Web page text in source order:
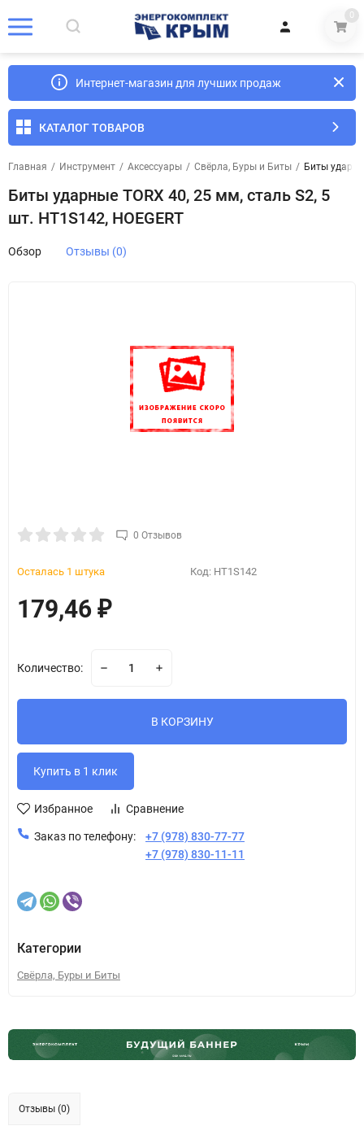
0
Интернет-магазин для лучших продаж
КАТАЛОГ ТОВАРОВ
Главная / Инструмент / Аксессуары / Свёрла, Буры и Биты / Биты
Биты ударные TORX 40, 25 мм, сталь S2, 5
шт. HT1S142, HOEGERT
Обзор Отзывы (0)
0 Отзывов
Код: HT1S142
Осталась 1 штука
179,46 ₽
Количество:
В КОРЗИНУ
Избранное Сравнение
Заказ по телефону:
+7 (978) 830-77-77
+7 (978) 830-11-11
Категории
Свёрла, Буры и Биты
Отзывы (0)